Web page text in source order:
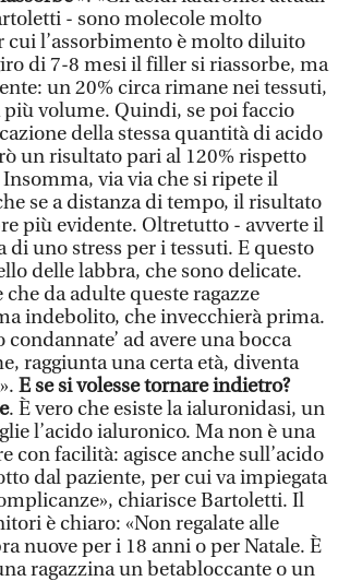
- sono molecole molto
l’assorbimento è molto diluito
di 7-8 mesi il filler si riassorbe, ma
un 20% circa rimane nei tessuti,
più volume. Quindi, se poi faccio
della stessa quantità di acido
un risultato pari al 120% rispetto
via via che si ripete il
se a distanza di tempo, il risultato
più evidente. Oltretutto - avverte il
di uno stress per i tessuti. E questo
delle labbra, che sono delicate.
da adulte queste ragazze
indebolito, che invecchierà prima.
condannate’ ad avere una bocca
raggiunta una certa età, diventa
E se si volesse tornare indietro?
. È vero che esiste la ialuronidasi, un
l’acido ialuronico. Ma non è una
con facilità: agisce anche sull’acido
dal paziente, per cui va impiegata
chiarisce Bartoletti. Il
è chiaro: «Non regalate alle
nuove per i 18 anni o per Natale. È
ragazzina un betabloccante o un